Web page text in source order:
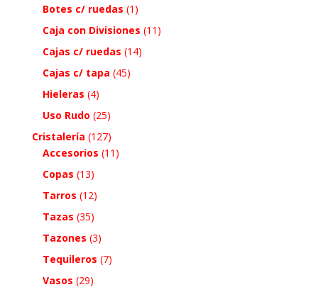
Botes c/ ruedas (1)
Caja con Divisiones (11)
Cajas c/ ruedas (14)
Cajas c/ tapa (45)
Hieleras (4)
Uso Rudo (25)
Cristalería (127)
Accesorios (11)
Copas (13)
Tarros (12)
Tazas (35)
Tazones (3)
Tequileros (7)
Vasos (29)